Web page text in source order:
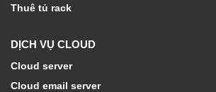
Thuê tủ rack
DỊCH VỤ CLOUD
Cloud server
Cloud email server